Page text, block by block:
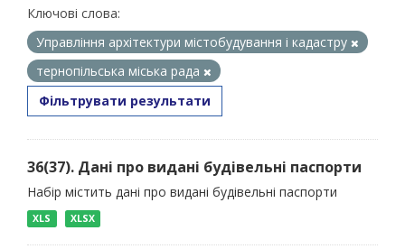
Ключові слова:
Управління архітектури містобудування і кадастру
тернопільська міська рада
Фільтрувати результати
36(37). Дані про видані будівельні паспорти
Набір містить дані про видані будівельні паспорти
XLS XLSX